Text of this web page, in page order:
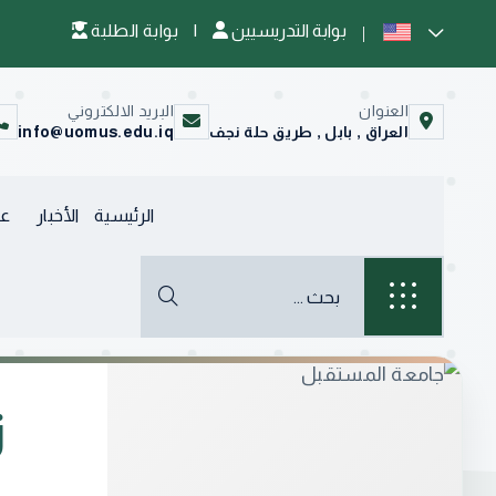
| بوابة التدريسيين
العنوان
العراق , بابل , طريق حلة نجف
البريد الالكتروني
info@uomus.edu.iq
الرئيسية الأخبار